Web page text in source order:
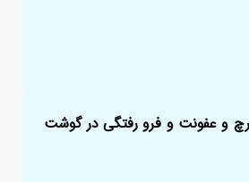
و عفونت و فرو رفتگی در گوشت